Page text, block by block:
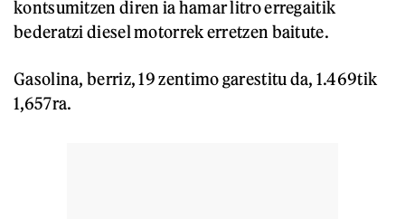
kontsumitzen diren ia hamar litro erregaitik
bederatzi diesel motorrek erretzen baitute.
Gasolina, berriz, 19 zentimo garestitu da, 1.469tik
1,657ra.